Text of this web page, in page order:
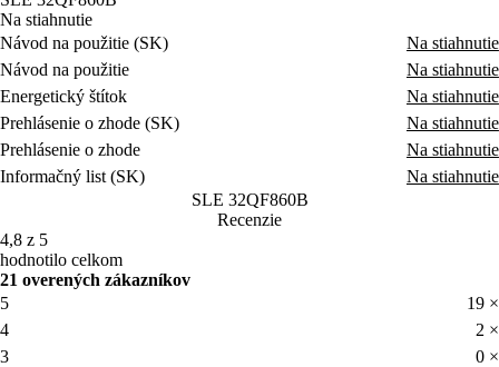
Návod na použitie (SK)
Návod na použitie
Na stiahnutie
Energetický štítok
Na stiahnutie
Prehlásenie o zhode (SK)
Na stiahnutie
Prehlásenie o zhode
Na stiahnutie
Informačný list (SK)
Na stiahnutie
Recenzie
hodnotilo celkom
21 overených zákazníkov
5
4
2 ×
3
0 ×
2
0 ×